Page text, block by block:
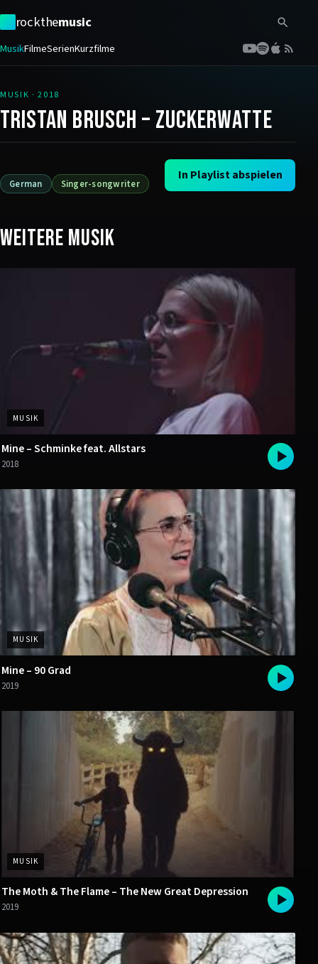
rockthemusic
MusikFilmeSerienKurzfilme
MUSIK ·2018
Tristan Brusch – Zuckerwatte
German Singer-songwriter
In Playlist abspielen
Weitere Musik
MUSIK
Mine – Schminke feat. Allstars
2018
MUSIK
Mine – 90 Grad
2019
MUSIK
The Moth & The Flame – The New Great Depression
2019